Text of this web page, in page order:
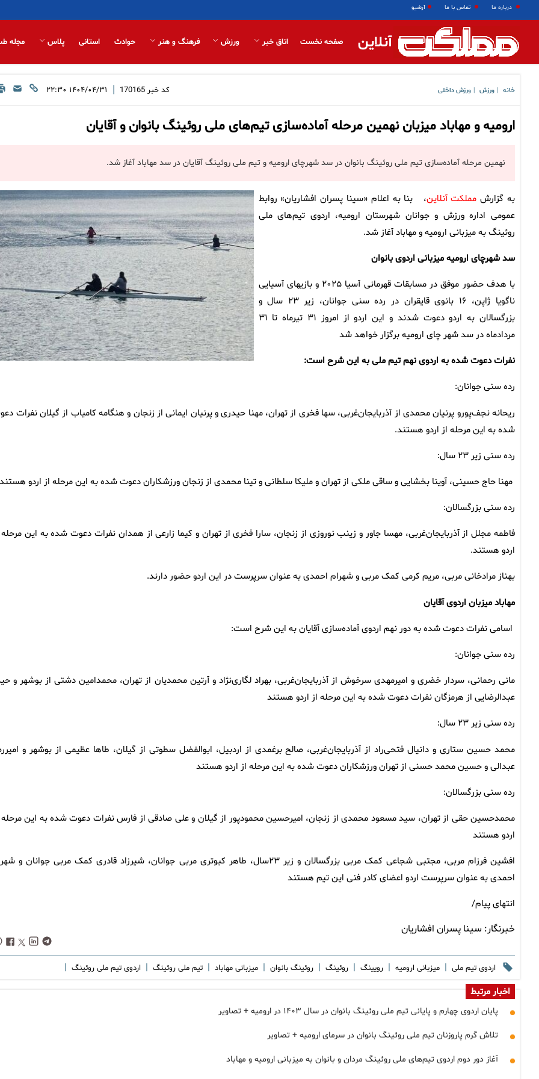
درباره ما تماس با ما آرشیو
آنلاین صفحه نخست اتاق خبر ورزش فرهنگ و هنر حوادث استانی پلاس مجله
خانه ورزش ورزش داخلی کد خبر 170165
| ۱۴۰۴/۰۴/۳۱ ۲۲:۳۰
ارومیه و مهاباد میزبان نهمین مرحله آماده‌سازی تیم‌های ملی روئینگ بانوان و آقایان
نهمین مرحله آماده‌سازی تیم ملی روئینگ بانوان در سد شهرچای ارومیه و تیم ملی روئینگ آقایان در سد مهاباد آغاز شد.
به گزارش مملکت آنلاین، بنا به اعلام «سینا پسران افشاریان» روابط
عمومی اداره ورزش و جوانان شهرستان ارومیه، اردوی تیم‌های ملی
روئینگ به میزبانی ارومیه و مهاباد آغاز شد.
سد شهرچای ارومیه میزبانی اردوی بانوان
با هدف حضور موفق در مسابقات قهرمانی آسیا ۲۰۲۵ و بازیهای آسیایی
ناگویا ژاپن، ۱۶ بانوی قایقران در رده سنی جوانان، زیر ۲۳ سال و
بزرگسالان به اردو دعوت شدند و این اردو از امروز ۳۱ تیرماه تا ۳۱
مردادماه در سد شهر چای ارومیه برگزار خواهد شد
نفرات دعوت شده به اردوی نهم تیم ملی به این شرح است:
رده سنی جوانان:
ریحانه نجف‌پورو پرنیان محمدی از آذربایجان‌غربی، سها فخری از تهران، مهنا حیدری و پرنیان ایمانی از زنجان و هنگامه کامیاب از گیلان نفرات
شده به این مرحله از اردو هستند.
رده سنی زیر ۲۳ سال:
مهنا حاج حسینی، آوینا بخشایی و ساقی ملکی از تهران و ملیکا سلطانی و تینا محمدی از زنجان ورزشکاران دعوت شده به این مرحله از اردو
رده سنی بزرگسالان:
فاطمه مجلل از آذربایجان‌غربی، مهسا جاور و زینب نوروزی از زنجان، سارا فخری از تهران و کیما زارعی از همدان نفرات دعوت شده به این مرحله
اردو هستند.
بهناز مرادخانی مربی، مریم کرمی کمک مربی و شهرام احمدی به عنوان سرپرست در این اردو حضور دارند.
مهاباد میزبان اردوی آقایان
اسامی نفرات دعوت شده به دور نهم اردوی آماده‌سازی آقایان به این شرح است:
رده سنی جوانان:
مانی رحمانی، سردار خضری و امیرمهدی سرخوش از آذربایجان‌غربی، بهراد لگاری‌نژاد و آرتین محمدیان از تهران، محمدامین دشتی از بوشهر و
عبدالرضایی از هرمزگان نفرات دعوت شده به این مرحله از اردو هستند
رده سنی زیر ۲۳ سال:
محمد حسین ستاری و دانیال فتحی‌راد از آذربایجان‌غربی، صالح برغمدی از اردبیل، ابوالفضل سطوتی از گیلان، طاها عظیمی از بوشهر و
عبدالی و حسین محمد حسنی از تهران ورزشکاران دعوت شده به این مرحله از اردو هستند
رده سنی بزرگسالان:
محمدحسین حقی از تهران، سید مسعود محمدی از زنجان، امیرحسین محمودپور از گیلان و علی صادقی از فارس نفرات دعوت شده به این مرحله
اردو هستند
افشین فرزام مربی، مجتبی شجاعی کمک مربی بزرگسالان و زیر ۲۳سال، طاهر کبوتری مربی جوانان، شیرزاد قادری کمک مربی جوانان و
احمدی به عنوان سرپرست اردو اعضای کادر فنی این تیم هستند
انتهای پیام/
خبرنگار: سینا پسران افشاریان
اردوی تیم ملی | میزبانی ارومیه | رویینگ | روئینگ | روئینگ بانوان | میزبانی مهاباد | تیم ملی روئینگ | اردوی تیم ملی روئینگ |
اخبار مرتبط
پایان اردوی چهارم و پایانی تیم ملی روئینگ بانوان در سال ۱۴۰۳ در ارومیه + تصاویر
تلاش گرم پاروزنان تیم ملی روئینگ بانوان در سرمای ارومیه + تصاویر
آغاز دور دوم اردوی تیم‌های ملی روئینگ مردان و بانوان به میزبانی ارومیه و مهاباد